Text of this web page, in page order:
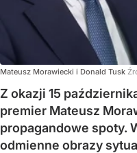
Mateusz Morawiecki i Donald Tusk
Z okazji 15
premier Mateusz
propagandowe spoty.
odmienne obrazy